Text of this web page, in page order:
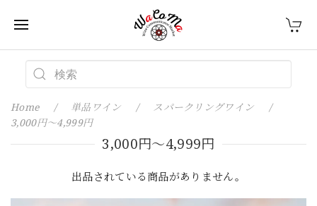
Home 単品ワイン
スパークリングワイン
3,000円〜4,999円
3,000円〜4,999円
出品されている商品がありません。